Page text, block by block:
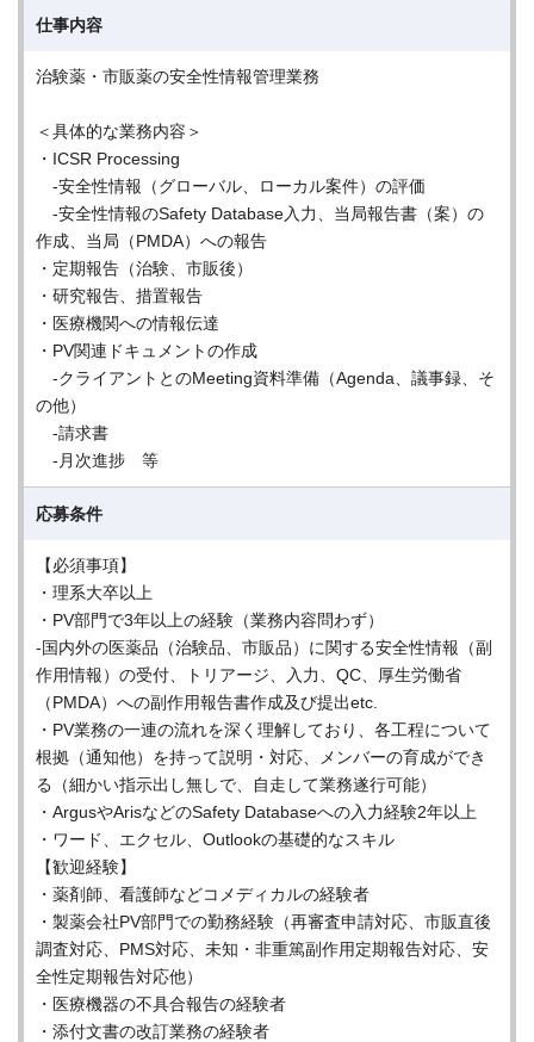
仕事内容
治験薬・市販薬の安全性情報管理業務
＜具体的な業務内容＞
・ICSR Processing
-安全性情報（グローバル、ローカル案件）の評価
-安全性情報のSafety Database入力、当局報告書（案）の
作成、当局（PMDA）への報告
・定期報告（治験、市販後）
・研究報告、措置報告
・医療機関への情報伝達
・PV関連ドキュメントの作成
-クライアントとのMeeting資料準備（Agenda、議事録、そ
の他）
-請求書
-月次進捗 等
応募条件
【必須事項】
・理系大卒以上
・PV部門で3年以上の経験（業務内容問わず）
-国内外の医薬品（治験品、市販品）に関する安全性情報（副
作用情報）の受付、トリアージ、入力、QC、厚生労働省
（PMDA）への副作用報告書作成及び提出etc.
・PV業務の一連の流れを深く理解しており、各工程について
根拠（通知他）を持って説明・対応、メンバーの育成ができ
る（細かい指示出し無しで、自走して業務遂行可能）
・ArgusやArisなどのSafety Databaseへの入力経験2年以上
・ワード、エクセル、Outlookの基礎的なスキル
【歓迎経験】
・薬剤師、看護師などコメディカルの経験者
・製薬会社PV部門での勤務経験（再審査申請対応、市販直後
調査対応、PMS対応、未知・非重篤副作用定期報告対応、安
全性定期報告対応他）
・医療機器の不具合報告の経験者
・添付文書の改訂業務の経験者